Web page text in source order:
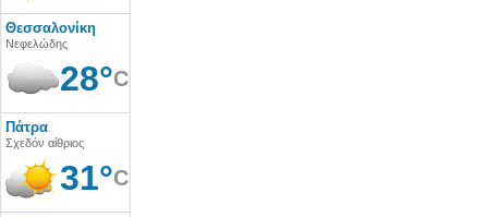
Θεσσαλονίκη
Νεφελώδης
28°C
Πάτρα
Σχεδόν αίθριος
31°C